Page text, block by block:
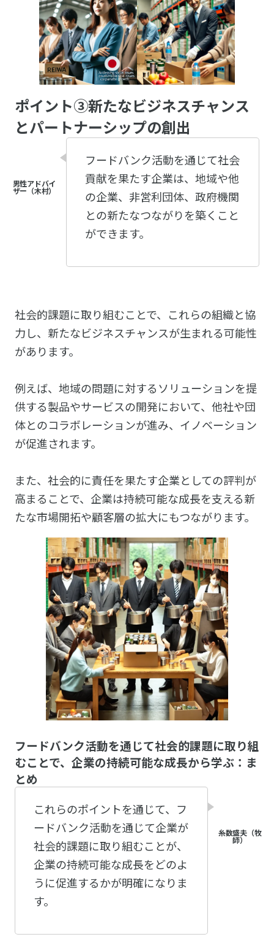
ポイント③新たなビジネスチャンス
とパートナーシップの創出
フードバンク活動を通じて社会
貢献を果たす企業は、地域や他
の企業、非営利団体、政府機関
との新たなつながりを築くこと
ができます。
社会的課題に取り組むことで、これらの組織と協
力し、新たなビジネスチャンスが生まれる可能性
があります。
例えば、地域の問題に対するソリューションを提
供する製品やサービスの開発において、他社や団
体とのコラボレーションが進み、イノベーション
が促進されます。
また、社会的に責任を果たす企業としての評判が
高まることで、企業は持続可能な成長を支える新
たな市場開拓や顧客層の拡大にもつながります。
フードバンク活動を通じて社会的課題に取り組
むことで、企業の持続可能な成長から学ぶ：ま
とめ
これらのポイントを通じて、フ
ードバンク活動を通じて企業が
社会的課題に取り組むことが、
企業の持続可能な成長をどのよ
うに促進するかが明確になりま
す。